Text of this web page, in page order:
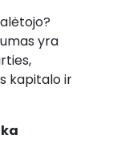
yra
kapitalo ir